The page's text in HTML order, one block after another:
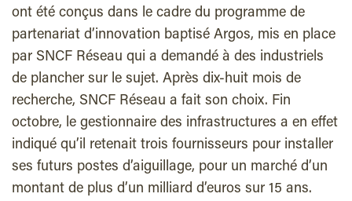
ont été conçus dans le cadre du programme de
partenariat d’innovation baptisé Argos, mis en place
par SNCF Réseau qui a demandé à des industriels
de plancher sur le sujet. Après dix-huit mois de
recherche, SNCF Réseau a fait son choix. Fin
octobre, le gestionnaire des infrastructures a en effet
indiqué qu’il retenait trois fournisseurs pour installer
ses futurs postes d’aiguillage, pour un marché d’un
montant de plus d’un milliard d’euros sur 15 ans.